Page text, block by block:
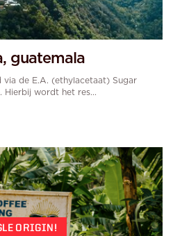
guatemala
via de E.A. (ethylacetaat) Sugar
Hierbij wordt het res...
ORIGIN!